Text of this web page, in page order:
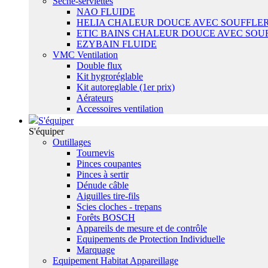
NAO FLUIDE
HELIA CHALEUR DOUCE AVEC
ETIC BAINS CHALEUR DOUCE AVEC
EZYBAIN FLUIDE
VMC Ventilation
Double flux
Kit hygroréglable
Kit autoreglable (1er prix)
Aérateurs
Accessoires ventilation
S'équiper
S'équiper
Outillages
Tournevis
Pinces coupantes
Pinces à sertir
Dénude câble
Aiguilles tire-fils
Scies cloches - trepans
Forêts BOSCH
Appareils de mesure et de contrôle
Equipements de Protection Individuelle
Marquage
Equipement Habitat Appareillage